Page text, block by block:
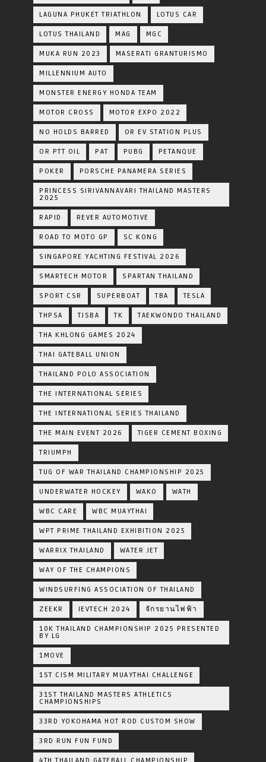
LAGUNA PHUKET TRIATHLON LOTUS CAR
LOTUS THAILAND MAG MGC
MUKA RUN 2023 MASERATI GRANTURISMO
MILLENNIUM AUTO
MONSTER ENERGY HONDA TEAM
MOTOR CROSS MOTOR EXPO 2022
NO HOLDS BARRED OR EV STATION PLUS
OR PTT OIL PAT PUBG PETANQUE
POKER PORSCHE PANAMERA SERIES
PRINCESS SIRIVANNAVARI THAILAND MASTERS
2025
RAPID REVER AUTOMOTIVE
ROAD TO MOTO GP SC KONG
SINGAPORE YACHTING FESTIVAL 2026
SMARTECH MOTOR SPARTAN THAILAND
SPORT CSR SUPERBOAT TBA TESLA
THPSA TJSBA TK TAEKWONDO THAILAND
THA KHLONG GAMES 2024
THAI GATEBALL UNION
THAILAND POLO ASSOCIATION
THE INTERNATIONAL SERIES
THE INTERNATIONAL SERIES THAILAND
THE MAIN EVENT 2026 TIGER CEMENT BOXING
TRIUMPH
TUG OF WAR THAILAND CHAMPIONSHIP 2025
UNDERWATER HOCKEY WAKO WATH
WBC CARE WBC MUAYTHAI
WPT PRIME THAILAND EXHIBITION 2025
WARRIX THAILAND WATER JET
WAY OF THE CHAMPIONS
WINDSURFING ASSOCIATION OF THAILAND
ZEEKR IEVTECH 2024 จักรยานไฟฟ้า
10K THAILAND CHAMPIONSHIP 2025 PRESENTED
BY LG
1MOVE
1ST CISM MILITARY MUAYTHAI CHALLENGE
31ST THAILAND MASTERS ATHLETICS
CHAMPIONSHIPS
33RD YOKOHAMA HOT ROD CUSTOM SHOW
3RD RUN FUN FUND